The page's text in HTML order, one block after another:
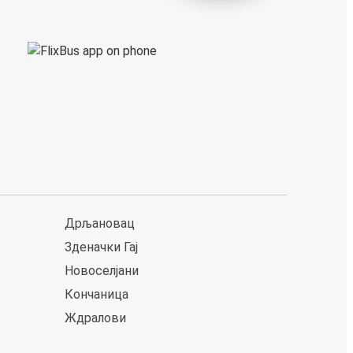
Дрљановац
Зденачки Гај
Новоселјани
Кончаница
Ждралови